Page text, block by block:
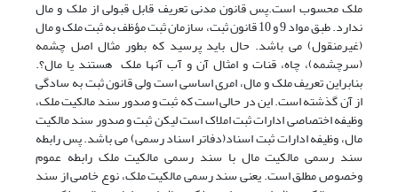
ملک محسوب است.پس قانون مدنی تعریف قابل قبولی از ملک و مال
ندارد. طبق مواد 9 و 10 قانون ثبت، سازمان ثبت مؤظف به ثبت ملک و مال
(غیرمنقول) می باشد. حال باید پرسید که بطور مثال اصل چشمه
(سرچشمه)، چاه، قنات و امثال آن و آب آنها ملک هستند یا مال؟.
بنابراین تعریف ملک و مال، امری اساسی است ولی قانون ثبت به سادگی
از آن گذشته است. این در حالی است که ثبت و صدور سند مالکیت ملک،
وظیفه اختصاصی ادارات ثبت املاک است لیکن ثبت و صدور سند مالکیت
مال، وظیفه ادارات ثبت اسناد(دفاتر اسناد رسمی) می باشد. پس رابطه
سند رسمی مالکیت مال با سند رسمی مالکیت ملک رابطه عموم
وخصوص مطلق است. یعنی سند رسمی مالکیت ملک، نوع خاصی از سند